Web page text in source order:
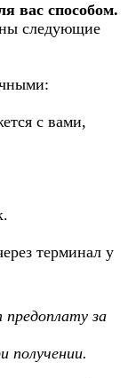
вас способом.
следующие
с вами,
терминал у
за
получении.